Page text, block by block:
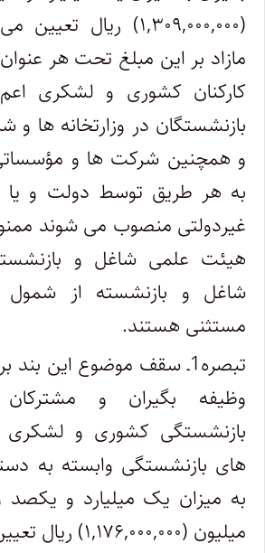
(۱,۳۰۹,۰۰۰,۰۰۰) ریال
مازاد بر این مبلغ تحت هر
کارکنان کشوری و لشکری اعم
بازنشستگان در وزارتخانه ها
و همچنین شرکت ها و
به هر طریق توسط دولت و یا
غیردولتی منصوب می شوند
هیئت علمی شاغل و
شاغل و بازنشسته از
مستثنی هستند.
تبصره1ـ سقف موضوع این
وظیفه بگیران و
بازنشستگی کشوری و
های بازنشستگی وابسته به
به میزان یک میلیارد و
میلیون (۱,۱۷۶,۰۰۰,۰۰۰) ریال تعیین می شود.